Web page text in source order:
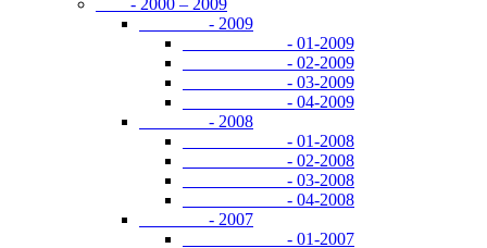
- 2000 – 2009
- 2009
- 01-2009
- 02-2009
- 03-2009
- 04-2009
- 2008
- 01-2008
- 02-2008
- 03-2008
- 04-2008
- 2007
- 01-2007